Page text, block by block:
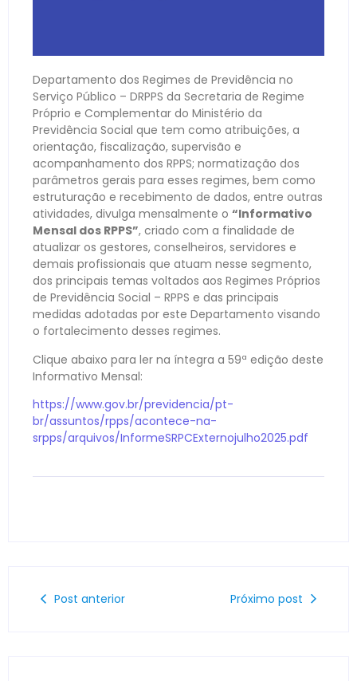
Departamento dos Regimes de Previdência no
Serviço Público – DRPPS da Secretaria de Regime
Próprio e Complementar do Ministério da
Previdência Social que tem como atribuições, a
orientação, fiscalização, supervisão e
acompanhamento dos RPPS; normatização dos
parâmetros gerais para esses regimes, bem como
estruturação e recebimento de dados, entre outras
atividades, divulga mensalmente o “Informativo
Mensal dos RPPS”, criado com a finalidade de
atualizar os gestores, conselheiros, servidores e
demais profissionais que atuam nesse segmento,
dos principais temas voltados aos Regimes Próprios
de Previdência Social – RPPS e das principais
medidas adotadas por este Departamento visando
o fortalecimento desses regimes.
Clique abaixo para ler na íntegra a 59ª edição deste
Informativo Mensal:
https://www.gov.br/previdencia/pt-
br/assuntos/rpps/acontece-na-
srpps/arquivos/InformeSRPCExternojulho2025.pdf
Post anterior Próximo post